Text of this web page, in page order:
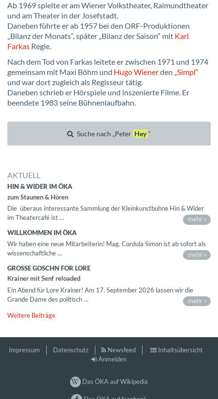
Ab 1969 spielte er am Wiener Volkstheater, Raimundtheater
und am Theater in der Josefstadt.
Daneben führte er ab 1957 bei den ORF-Produktionen
„Bilanz der Monats“, später „Bilanz der Saison“ mit Karl
Farkas Regie.
Nach dem Tod von Farkas leitete er zwischen 1971 und 1974
gemeinsam mit Maxi Böhm und Hugo Wienerden „Simpl“
und war dort zugleich als Regisseur tätig.
Daneben schrieb er Hörspiele und inszenierte Filme. Er
beendete 1983 seine Bühnenlaufbahn.
Suche nach „Peter Hey "
AKTUELL
HIN & WIDER IM ÖKA
zum Staunen & Hören
Die überaus interessante Sammlung der Kleinkunstbühne Hin & Wider
im Theatercafé ist …
mehr »
WILLKOMMEN IM ÖKA
Wir haben eine neue Mitarbeiterin! Mag. Cordula Simon ist ab sofort als
wissenschaftliche …
mehr »
GROSSE GOSCHN FOR LORE
Krainer mit Senf reloaded
Ein Abend für Lore Krainer! Am 17. September 2026 lassen wir die
Grande Dame des politisch …
mehr »
Weitere Beiträge
Impressum Datenschutz Newsfeed
Inhaltsübersicht
Anmelden
Das ÖKA auf Wikipedia